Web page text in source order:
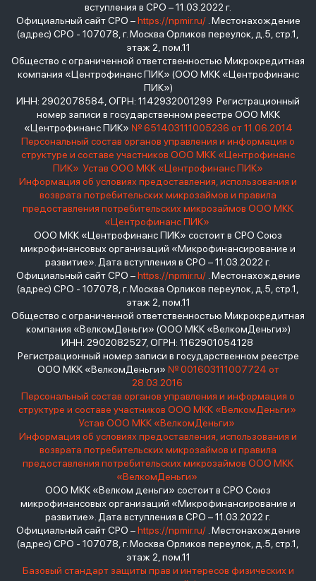
вступления в СРО – 11.03.2022 г.
Официальный сайт СРО –https://npmir.ru/. Местонахождение
(адрес) СРО - 107078, г. Москва Орликов переулок, д.5, стр.1,
этаж 2, пом.11
Общество с ограниченной ответственностью Микрокредитная
компания «Центрофинанс ПИК» (ООО МКК «Центрофинанс
ПИК»)
ИНН: 2902078584, ОГРН: 1142932001299 Регистрационный
номер записи в государственном реестре ООО МКК
«Центрофинанс ПИК» № 651403111005236 от 11.06.2014
Персональный состав органов управления и информация о
структуре и составе участников ООО МКК «Центрофинанс
ПИК» Устав ООО МКК «Центрофинанс ПИК»
Информация об условиях предоставления, использования и
возврата потребительских микрозаймов и правила
предоставления потребительских микрозаймов ООО МКК
«Центрофинанс ПИК»
ООО МКК «Центрофинанс ПИК» состоит в СРО Союз
микрофинансовых организаций «Микрофинансирование и
развитие». Дата вступления в СРО – 11.03.2022 г.
Официальный сайт СРО –https://npmir.ru/. Местонахождение
(адрес) СРО - 107078, г. Москва Орликов переулок, д.5, стр.1,
этаж 2, пом.11
Общество с ограниченной ответственностью Микрокредитная
компания «ВелкомДеньги» (ООО МКК «ВелкомДеньги»)
ИНН: 2902082527, ОГРН: 1162901054128
Регистрационный номер записи в государственном реестре
ООО МКК «ВелкомДеньги» № 001603111007724 от
28.03.2016
Персональный состав органов управления и информация о
структуре и составе участников ООО МКК «ВелкомДеньги»
Устав ООО МКК «ВелкомДеньги»
Информация об условиях предоставления, использования и
возврата потребительских микрозаймов и правила
предоставления потребительских микрозаймов ООО МКК
«ВелкомДеньги»
ООО МКК «Велком деньги» состоит в СРО Союз
микрофинансовых организаций «Микрофинансирование и
развитие». Дата вступления в СРО – 11.03.2022 г.
Официальный сайт СРО –https://npmir.ru/. Местонахождение
(адрес) СРО - 107078, г. Москва Орликов переулок, д.5, стр.1,
этаж 2, пом.11
Базовый стандарт защиты прав и интересов физических и